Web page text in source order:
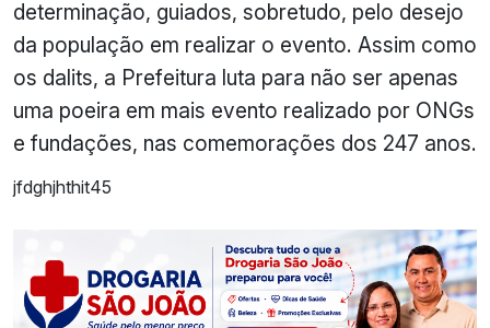
determinação, guiados, sobretudo, pelo desejo
da população em realizar o evento. Assim como
os dalits, a Prefeitura luta para não ser apenas
uma poeira em mais evento realizado por ONGs
e fundações, nas comemorações dos 247 anos.
jfdghjhthit45